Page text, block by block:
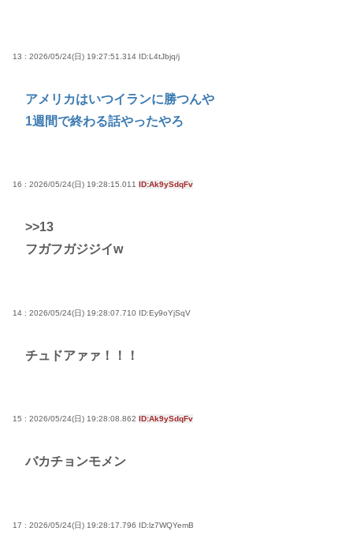
13 : 2026/05/24(日) 19:27:51.314 ID:L4tJbjq/j
アメリカはいつイランに勝つんや
1週間で終わる話やったやろ
16 : 2026/05/24(日) 19:28:15.011 ID:Ak9ySdqFv
>>13
フガフガジジイw
14 : 2026/05/24(日) 19:28:07.710 ID:Ey9oYjSqV
チュドアァァ！！！
15 : 2026/05/24(日) 19:28:08.862 ID:Ak9ySdqFv
バカチョンモメン
17 : 2026/05/24(日) 19:28:17.796 ID:lz7WQYemB